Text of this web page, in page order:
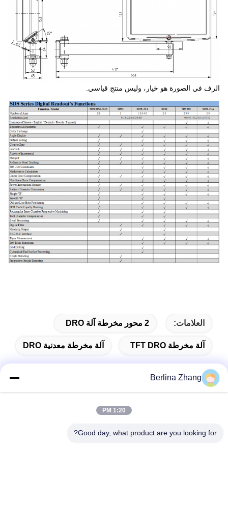
الرف في الصورة هو خيار، وليس منتج قياسي.
العلامات: 2 محور مخرطة آلة DRO
آلة مخرطة TFT DRO آلة مخرطة معدنية DRO
عنوان
Berlina Zhang
1:20 PM
Good day, what product are you looking for?